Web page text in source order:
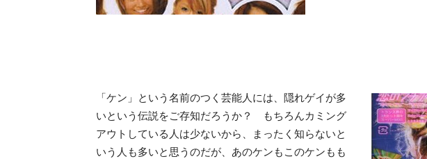
「ケン」という名前のつく芸能人には、隠れゲイが多
いという伝説をご存知だろうか？ もちろんカミング
アウトしている人は少ないから、まったく知らないと
いう人も多いと思うのだが、あのケンもこのケンもも